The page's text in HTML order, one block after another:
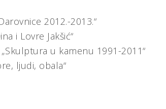
2012.-2013.“
i Lovre Jakšić“
„Skulptura u kamenu 1991-2011“
ljudi, obala“